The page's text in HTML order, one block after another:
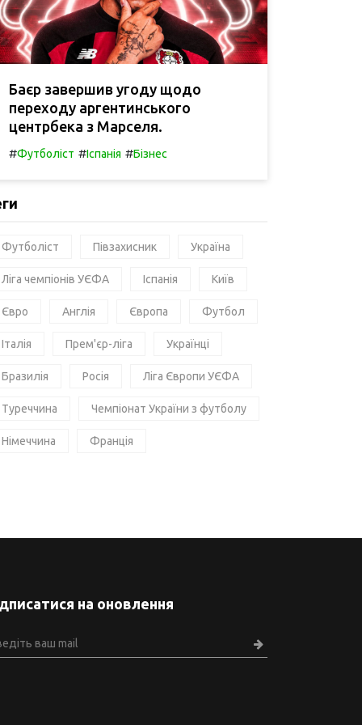
Баєр завершив угоду щодо
переходу аргентинського
центрбека з Марселя.
#Футболіст #Іспанія #Бізнес
Футболіст Півзахисник Україна
Ліга чемпіонів УЄФА Іспанія Київ
Євро Англія Європа Футбол
Італія Прем'єр-ліга Українці
Бразилія Росія Ліга Європи УЄФА
Туреччина Чемпіонат України з футболу
Німеччина Франція
на оновлення